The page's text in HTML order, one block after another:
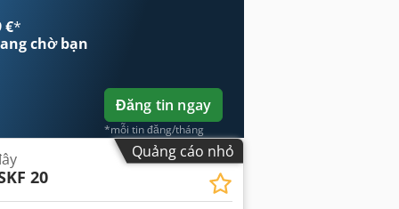
€*
chờ bạn
Đăng tin ngay
*mỗi tin đăng/tháng
Quảng cáo nhỏ
20